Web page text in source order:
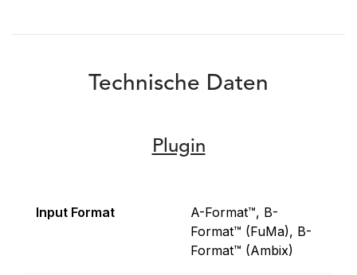
Technische Daten
Plugin
Input Format
A-Format™, B-
Format™ (FuMa), B-
Format™ (Ambix)